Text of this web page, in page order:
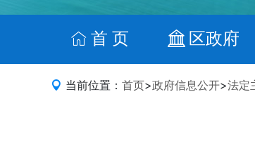
首 页 区政府
当前位置： 首页>政府信息公开>法定